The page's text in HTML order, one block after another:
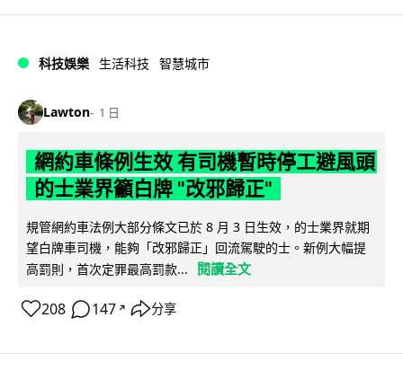
科技娛樂 生活科技 智慧城市
Lawton 1 日
網約車條例生效 有司機暫時停工避風頭
的士業界籲白牌 "改邪歸正"
規管網約車法例大部分條文已於 8 月 3 日生效，的士業界就期
望白牌車司機，能夠「改邪歸正」回流駕駛的士。新例大幅提
高罰則，首次定罪最高罰款...
閱讀全文
208 147 ↗ 分享